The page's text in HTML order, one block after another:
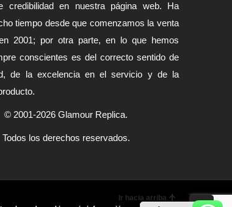
credibilidad en nuestra página web. Ha
tiempo desde que comenzamos la venta
2001; por otra parte, en lo que hemos
conscientes es del correcto sentido de
de la excelencia en el servicio y de la
© 2001-2026 Glamour Replica.
Todos los derechos reservados.
Ir hacia arriba